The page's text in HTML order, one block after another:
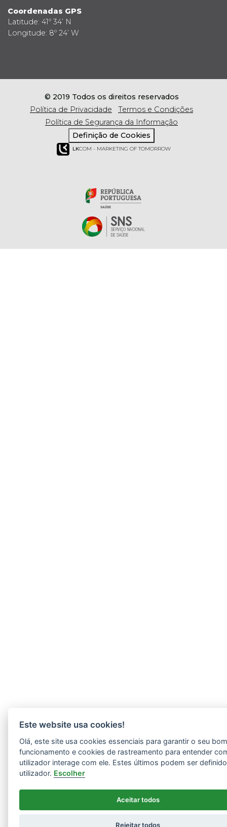
Coordenadas GPS
Latitude: 41º 34’ N
Longitude: 8º 24’ W
© 2019 Todos os direitos reservados
Política de Privacidade
Termos e Condições
Política de Segurança da Informação
Definição de Cookies
LKCOM - MARKETING OF TOMORROW
Este website usa cookies!
Olá, este site usa cookies essenciais para garantir o seu
funcionamento e cookies de rastreamento para entender
utilizador interage com ele. Estes últimos podem ser
utilizador. Escolher
Aceitar todos
Rejeitar todos